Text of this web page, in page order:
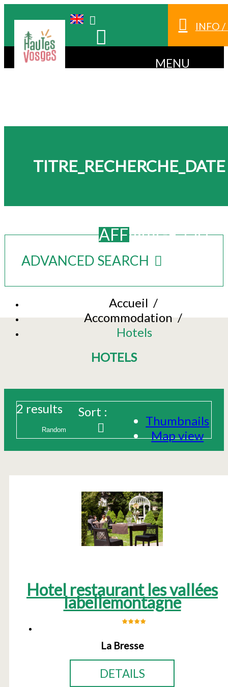
INFO
MENU
TITRE_RECHERCHE_DATE
AFFINAGE_OU
ADVANCED SEARCH
Accueil /
Accommodation/
Hotels
HOTELS
Thumbnails
Map view
2 results Sort :
Hotel restaurant les vallées
labellemontagne
La Bresse
DETAILS